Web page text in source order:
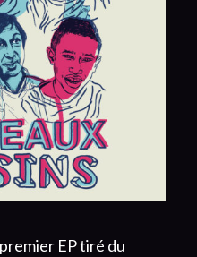
EP tiré du